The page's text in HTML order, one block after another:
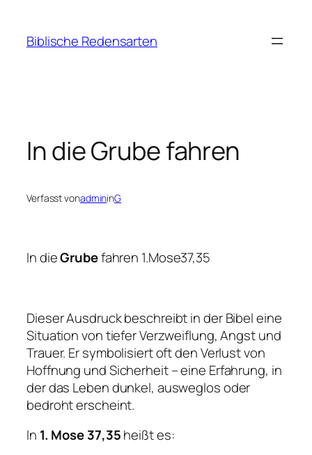
springen
Biblische Redensarten
In die Grube fahren
Verfasst vonadmininG
In dieGrubefahren 1.Mose37,35
Dieser Ausdruck beschreibt in der Bibel eine
Situation von tiefer Verzweiflung, Angst und
Trauer. Er symbolisiert oft den Verlust von
Hoffnung und Sicherheit – eine Erfahrung, in
der das Leben dunkel, ausweglos oder
bedroht erscheint.
In 1. Mose 37,35heißt es: